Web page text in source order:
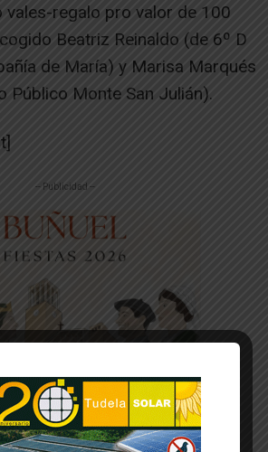
vales-regalo pro valor de 100
Beatriz Reinaldo (de 6º D
de María) y Marisa Marqués
Público Monte San Julián).
-- Publicidad --